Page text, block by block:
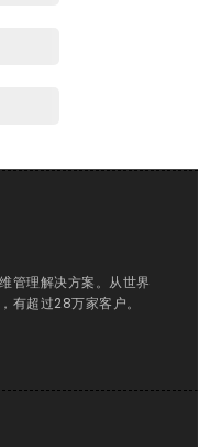
理解决方案。从世界
有超过28万家客户。